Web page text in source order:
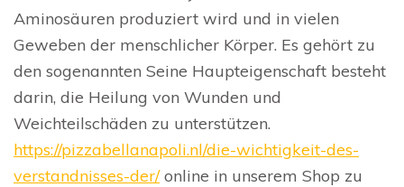
Aminosäuren produziert wird und in vielen
Geweben der menschlicher Körper. Es gehört zu
den sogenannten Seine Haupteigenschaft besteht
darin, die Heilung von Wunden und
Weichteilschäden zu unterstützen.
https://pizzabellanapoli.nl/die-wichtigkeit-des-
verstandnisses-der/online in unserem Shop zu